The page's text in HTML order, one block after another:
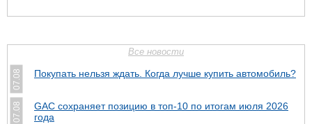
Все новости
07.08 Покупать нельзя ждать. Когда лучше купить автомобиль?
07.08
GAC сохраняет позицию в топ-10 по итогам июля 2026
года